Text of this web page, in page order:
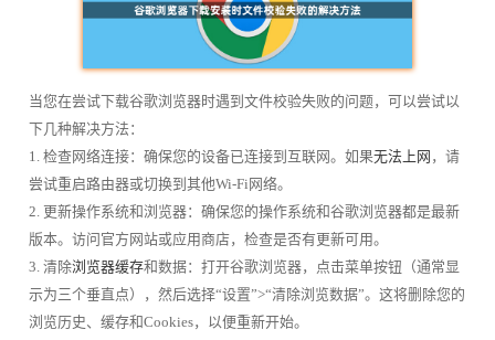
当您在尝试下载谷歌浏览器时遇到文件校验失败的问题，可以尝试以
下几种解决方法：
1. 检查网络连接：确保您的设备已连接到互联网。如果无法上网 ，请
尝试重启路由器或切换到其他Wi-Fi网络。
2. 更新操作系统和浏览器：确保您的操作系统和谷歌浏览器都是最新
版本。访问官方网站或应用商店，检查是否有更新可用。
3. 清除浏览器缓存和数据：打开谷歌浏览器，点击菜单按钮（通常显
示为三个垂直点），然后选择“设置”>“清除浏览数据”。这将删除您的
浏览历史、缓存和Cookies，以便重新开始。